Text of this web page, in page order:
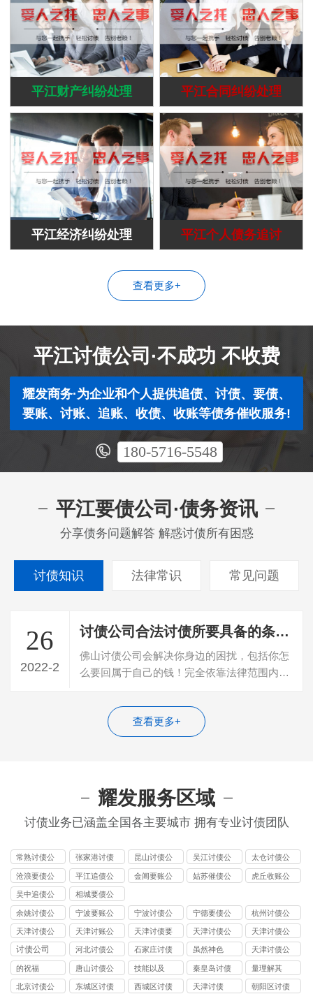
平江财产纠纷处理 平江合同纠纷处理
平江经济纠纷处理 平江个人债务追讨
查看更多+
平江讨债公司·不成功 不收费
耀发商务·为企业和个人提供追债、讨债、要债、
要账、讨账、追账、收债、收账等债务催收服务!
180-5716-5548
平江要债公司·债务资讯
分享债务问题解答 解惑讨债所有困惑
讨债知识 法律常识 常见问题
26
2022-2
讨债公司合法讨债所要具备的条件有哪些
佛山讨债公司会解决你身边的困扰，包括你怎
么要回属于自己的钱！完全依靠法律范围内的
查看更多+
耀发服务区域
讨债业务已涵盖全国各主要城市 拥有专业讨债团队
常熟讨债公
司
张家港讨债
公司
昆山讨债公
司
吴江讨债公
司
太仓讨债公
司
沧浪要债公
司
平江追债公
司
金阊要账公
姑苏催债公
虎丘收账公
吴中追债公
司
相城要债公
司
余姚讨债公
司
宁波要账公
司
宁波讨债公
司
宁德要债公
司
杭州讨债公
司
天津讨债公
司
天津讨账公
司
天津讨债要
账公司
天津讨债公
司
天津讨债公
司
讨债公司
河北讨债公
司
石家庄讨债
公司
虽然神色
天津讨债公
司
的祝福
唐山讨债公
司
技能以及
秦皇岛讨债
公司
量理解其
北京讨债公
东城区讨债
西城区讨债
天津讨债
朝阳区讨债